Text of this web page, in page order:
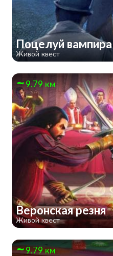
Поцелуй вампира
Живой квест
9.79 км
Веронская резня
Живой квест
9.79 км